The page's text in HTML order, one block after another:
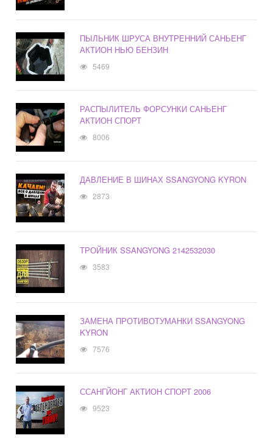
ПЫЛЬНИК ШРУСА ВНУТРЕННИЙ САНЬЕНГ
АКТИОН НЬЮ БЕНЗИН
5469
РАСПЫЛИТЕЛЬ ФОРСУНКИ САНЬЕНГ
АКТИОН СПОРТ
8006
ДАВЛЕНИЕ В ШИНАХ SSANGYONG KYRON
2873
ТРОЙНИК SSANGYONG 2142532030
3583
ЗАМЕНА ПРОТИВОТУМАНКИ SSANGYONG
KYRON
7576
ССАНГЙОНГ АКТИОН СПОРТ 2006
9523